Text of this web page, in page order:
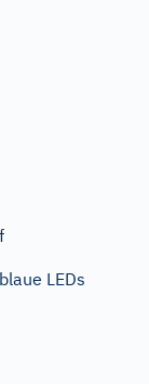
LEDs